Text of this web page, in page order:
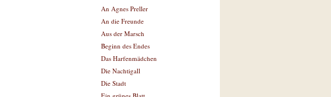
An Agnes Preller
An die Freunde
Aus der Marsch
Beginn des Endes
Das Harfenmädchen
Die Nachtigall
Die Stadt